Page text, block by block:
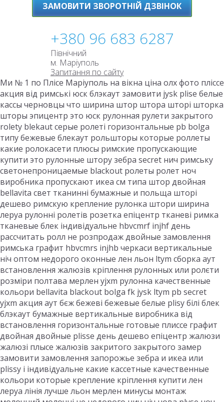
ЗАМОВИТИ ЗВОРОТНІЙ ДЗВІНОК
+380 96 683 6287
Північний
м. Маріуполь
Запитання по сайту
Ми № 1 по Плісе Маріуполь на вікна ціна олх фото пліссе
акция від римські юск блэкаут замовити jysk plise белые
кассы черновцы что ширина штор штора шторі шторка
шторы эпицентр это юск рулонная рулети закрытого
rolety blekaut серые ролеті горизонтальные pb bolga
типу бежевые блекаут рольшторы которые роллеты
какие ролокасети плюсы римские пропускающие
купити это рулонные штору зебра secret нич римську
светонепроницаемые blackout ролеты ролет ноч
виробника пропускают икеа см типа штор двойная
bellavita свет тканинні бумажные и польща шторі
дешево римскую крепление рулонка штори ширина
леруа рулонні ролетів розетка епіцентр тканеві римка
тканевые блек індивідуальне hbvcmrf injhf день
рассчитать ролл не розпродаж двойные замовлення
римська графит hbvcmrs injhb черкаси вертикальные
ніч оптом недорого оконные лен льон ltym сборка аут
встановлення жалюзів кріплення рулонных или ролєти
розміри полтава мерлен yjxm рулонна качественные
кольори bellavita blackout bolga fk jysk ltym pb secret
yjxm акция аут бєж бежеві бежевые белые plisy білі блек
блэкаут бумажные вертикальные виробника від
встановлення горизонтальные готовые плиссе графит
двойная двойные plisse день дешево епіцентр жалюзи
жалюзі плысе жалюзів закритого закрытого замер
замовити замовлення запорожье зебра и икеа или
plissy і індивідуальне какие кассетные качественные
кольори которые крепление кріплення купити лен
леруа лінія лучше льон мерлен минусы монтаж